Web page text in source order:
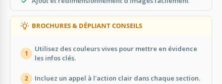
BROCHURES & DÉPLIANT CONSEILS
1
Utilisez des couleurs vives pour mettre en évidence
les infos clés.
2 Incluez un appel à l'action clair dans chaque section.